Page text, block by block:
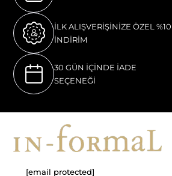
İLK ALIŞVERİŞİNİZE ÖZEL %10
İNDİRİM
30 GÜN İÇİNDE İADE
SEÇENEĞİ
[email protected]